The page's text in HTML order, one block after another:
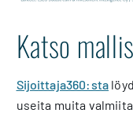
Katso
Sijoittaja360:sta
useita muita